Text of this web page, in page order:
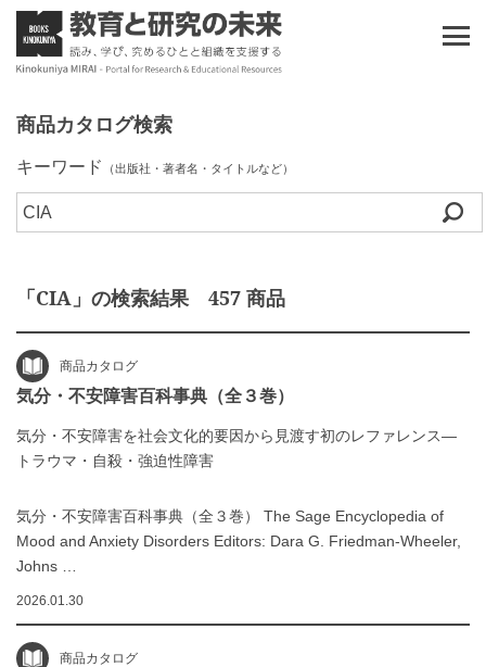
商品カタログ検索
キーワード （出版社・著者名・タイトルなど）
「CIA」の検索結果 457 商品
商品カタログ
気分・不安障害百科事典（全３巻）
気分・不安障害を社会文化的要因から見渡す初のレファレンス―
トラウマ・自殺・強迫性障害
気分・不安障害百科事典（全３巻） The Sage Encyclopedia of
Mood and Anxiety Disorders Editors: Dara G. Friedman-Wheeler,
Johns …
2026.01.30
商品カタログ